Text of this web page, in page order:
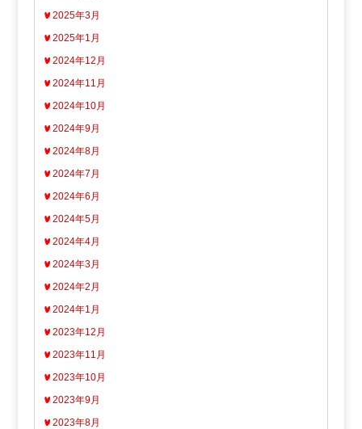
2025年3月
2025年1月
2024年12月
2024年11月
2024年10月
2024年9月
2024年8月
2024年7月
2024年6月
2024年5月
2024年4月
2024年3月
2024年2月
2024年1月
2023年12月
2023年11月
2023年10月
2023年9月
2023年8月